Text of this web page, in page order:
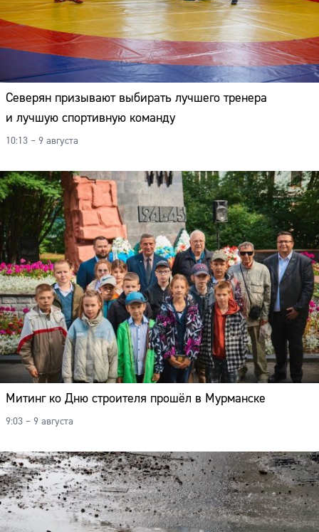
Северян призывают выбирать лучшего тренера
и лучшую спортивную команду
10:13 – 9 августа
Митинг ко Дню строителя прошёл в Мурманске
9:03 – 9 августа